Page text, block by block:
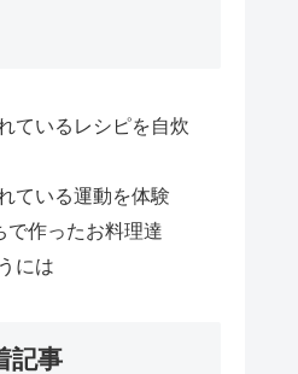
ているレシピを自炊
ている運動を体験
で作ったお料理達
には
記事